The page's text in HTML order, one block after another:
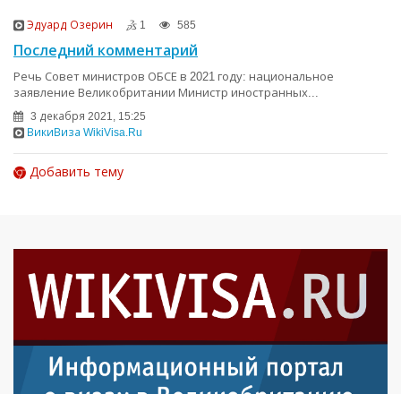
Эдуард Озерин 1 585
Последний комментарий
Речь Совет министров ОБСЕ в 2021 году: национальное
заявление Великобритании Министр иностранных...
3 декабря 2021, 15:25
ВикиВиза WikiVisa.Ru
Добавить тему